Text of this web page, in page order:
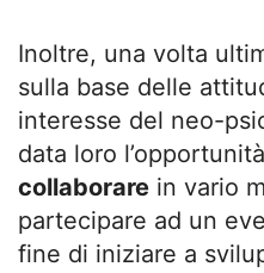
Inoltre, una volta
sulla base delle
interesse del neo-
data loro
collaborare in vario
partecipare ad un
fine di iniziare a